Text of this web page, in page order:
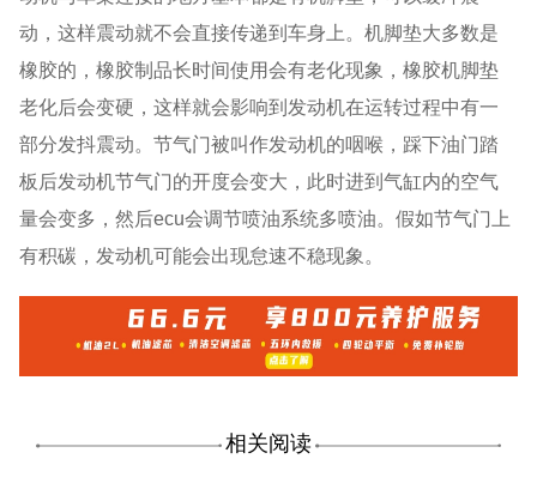
动，这样震动就不会直接传递到车身上。机脚垫大多数是
橡胶的，橡胶制品长时间使用会有老化现象，橡胶机脚垫
老化后会变硬，这样就会影响到发动机在运转过程中有一
部分发抖震动。节气门被叫作发动机的咽喉，踩下油门踏
板后发动机节气门的开度会变大，此时进到气缸内的空气
量会变多，然后ecu会调节喷油系统多喷油。假如节气门上
有积碳，发动机可能会出现怠速不稳现象。
相关阅读